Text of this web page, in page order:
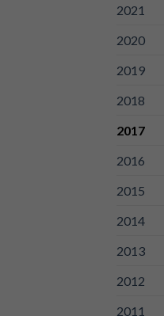
2021
2020
2019
2018
2017
2016
2015
2014
2013
2012
2011